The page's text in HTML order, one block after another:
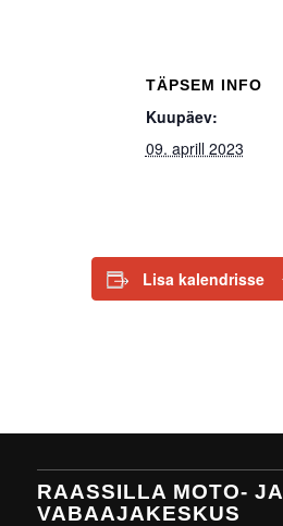
TÄPSEM INFO
Kuupäev:
09. aprill 2023
Lisa kalendrisse
RAASSILLA MOTO- JA
VABAAJAKESKUS